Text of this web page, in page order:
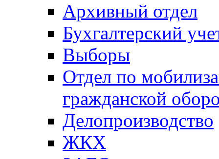
Архивный отдел
Бухгалтерский
Выборы
Отдел по
гражданской
Делопроизводство
ЖКХ